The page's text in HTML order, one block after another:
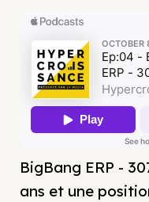
BigBang ERP -
ans et une